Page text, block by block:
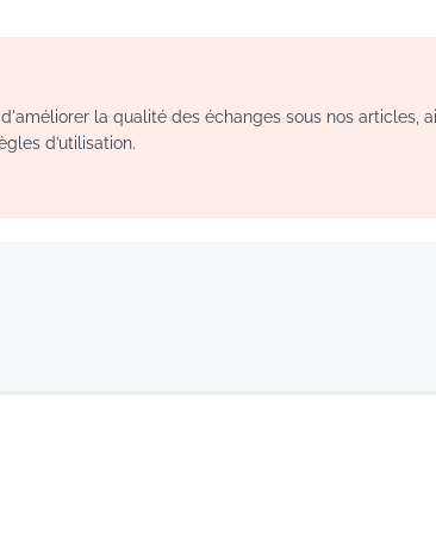
la qualité des échanges sous nos articles,
d’utilisation.